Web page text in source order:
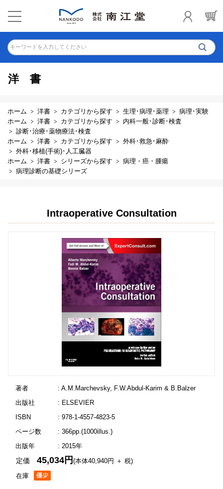
キーワードを入力してください
洋書
ホーム 洋書 カテゴリから探す 生理･病理･薬理
病理･実験
ホーム
洋書 カテゴリから探す
内科一般･診断･検査
診断･治療･薬物療法･検査
ホーム
洋書 カテゴリから探す
外科･救急･麻酔
外科･移植(手術)･人工臓器
ホーム
洋書 シリーズから探す
病理・癌・腫瘍
病理診断の基礎シリーズ
Intraoperative Consultation
著者
: A.M.Marchevsky, F.W.Abdul-Karim & B.Balzer
出版社
: ELSEVIER
ISBN
: 978-1-4557-4823-5
ページ数
: 366pp.(1000illus.)
出版年
: 2015年
在庫
定価45,034円(本体40,940円 ＋ 税)